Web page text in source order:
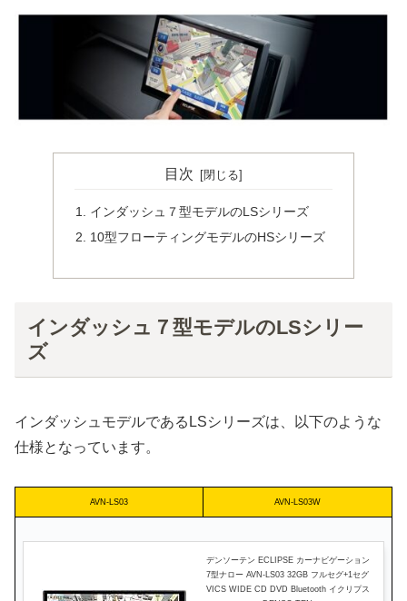
目次
インダッシュ７型モデルのLSシリーズ
10型フローティングモデルのHSシリーズ
インダッシュ７型モデルのLSシリー
ズ
インダッシュモデルであるLSシリーズは、以下のような
仕様となっています。
AVN-LS03 AVN-LS03W
デンソーテン ECLIPSE カーナビゲーション
7型ナロー AVN-LS03 32GB フルセグ+1セグ
VICS WIDE CD DVD Bluetooth イクリプス